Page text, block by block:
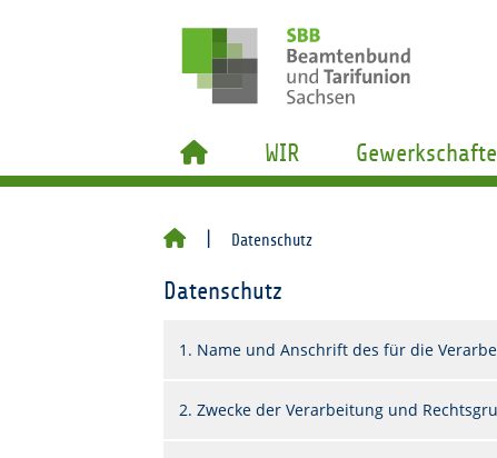
WIR
Datenschutz
Datenschutz
1. Name und Anschrift des für die
2. Zwecke der Verarbeitung und